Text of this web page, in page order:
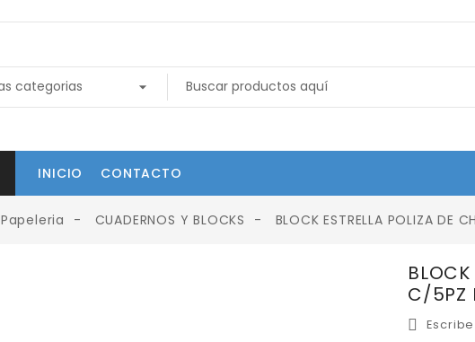
INICIO CONTACTO
Papeleria CUADERNOS Y BLOCKS BLOCK ESTRELLA POLIZA DE
C/5PZ